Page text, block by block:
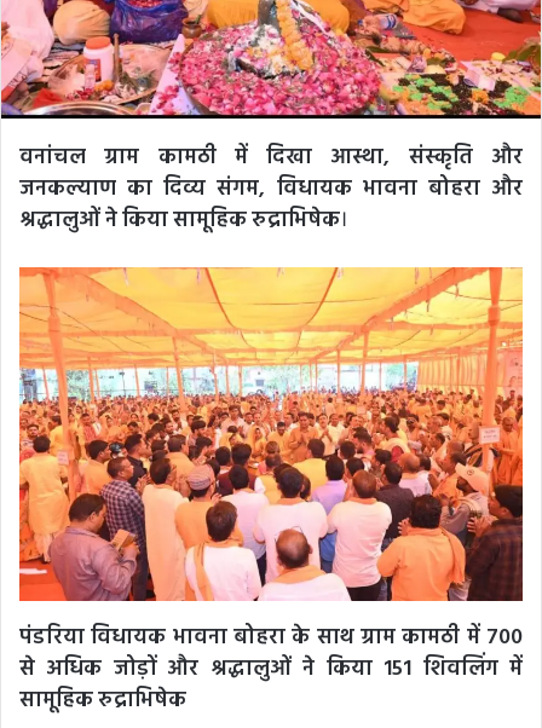
वनांचल ग्राम कामठी में दिखा आस्था, संस्कृति और
जनकल्याण का दिव्य संगम, विधायक भावना बोहरा और
श्रद्धालुओं ने किया सामूहिक रुद्राभिषेक।
पंडरिया विधायक भावना बोहरा के साथ ग्राम कामठी में 700
से अधिक जोड़ों और श्रद्धालुओं ने किया 151 शिवलिंग में
सामूहिक रुद्राभिषेक